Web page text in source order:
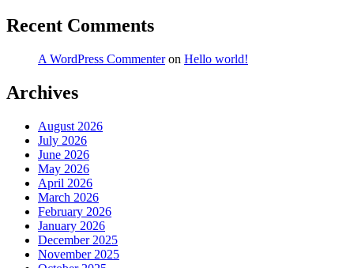
Recent Comments
A WordPress Commenteron Hello world!
Archives
August 2026
July 2026
June 2026
May 2026
April 2026
March 2026
February 2026
January 2026
December 2025
November 2025